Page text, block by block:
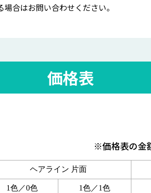
合はお問い合わせください。
価格表
※価格表の金
ヘアライン 片面
1色／0色 1色／1色